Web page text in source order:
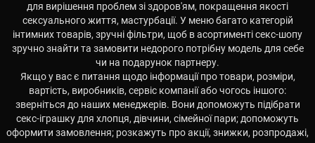
для вирішення проблем зі здоров'ям, покращення якості
сексуального життя, мастурбації. У меню багато категорій
інтимних товарів, зручні фільтри, щоб в асортименті секс-шопу
зручно знайти та замовити недорого потрібну модель для себе
чи на подарунок партнеру.
Якщо у вас є питання щодо інформації про товари, розміри,
вартість, виробників, сервіс компанії або чогось іншого:
зверніться до наших менеджерів. Вони допоможуть підібрати
секс-іграшку для хлопця, дівчини, сімейної пари; допоможуть
оформити замовлення; розкажуть про акції, знижки, розпродажі,